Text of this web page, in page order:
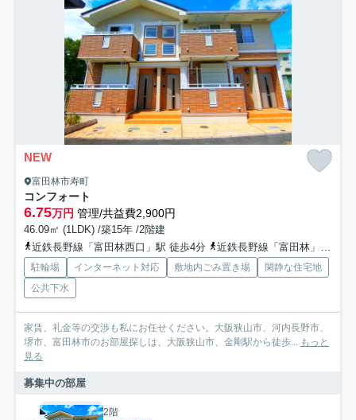
NEW
富田林市寿町
コンフォート
6.75万円 管理/共益費2,900円
46.09㎡ (1LDK) /築15年 /2階建
近鉄長野線「富田林西口」駅 徒歩4分
近鉄長野線「富田林」駅 徒歩12分
駐輪場 インターネット対応 敷地内ごみ置き場
閑静な住宅地
公共下水
家賃、礼金等の交渉も私にお任せください。大阪狭山市、河内長野市、
堺市、富田林市のお部屋探しは、大阪狭山市、金剛駅から徒歩... もっと
見る
募集中の部屋
2階